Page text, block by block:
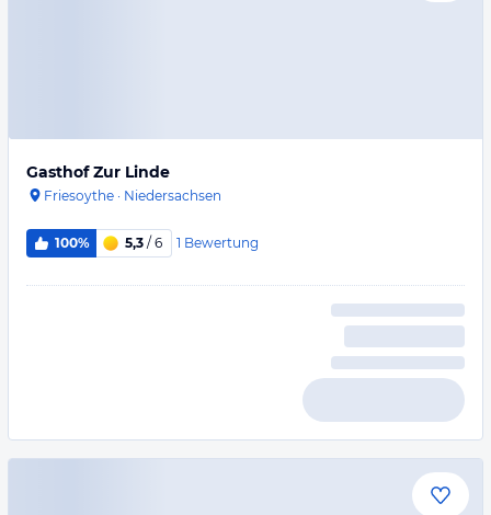
Gasthof Zur Linde
Friesoythe · Niedersachsen
100% 5,3 / 6 1 Bewertung